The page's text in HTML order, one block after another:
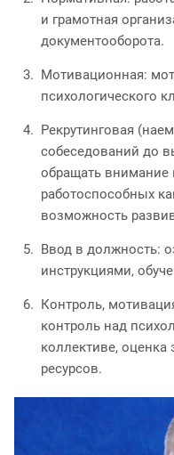
и грамотная
документооборота.
Мотивационная:
психологического
Рекрутинговая
собеседований до
обращать внимание
работоспособных
возможность
Ввод в должность:
инструкциями,
Контроль,
контроль над
коллективе,
ресурсов.